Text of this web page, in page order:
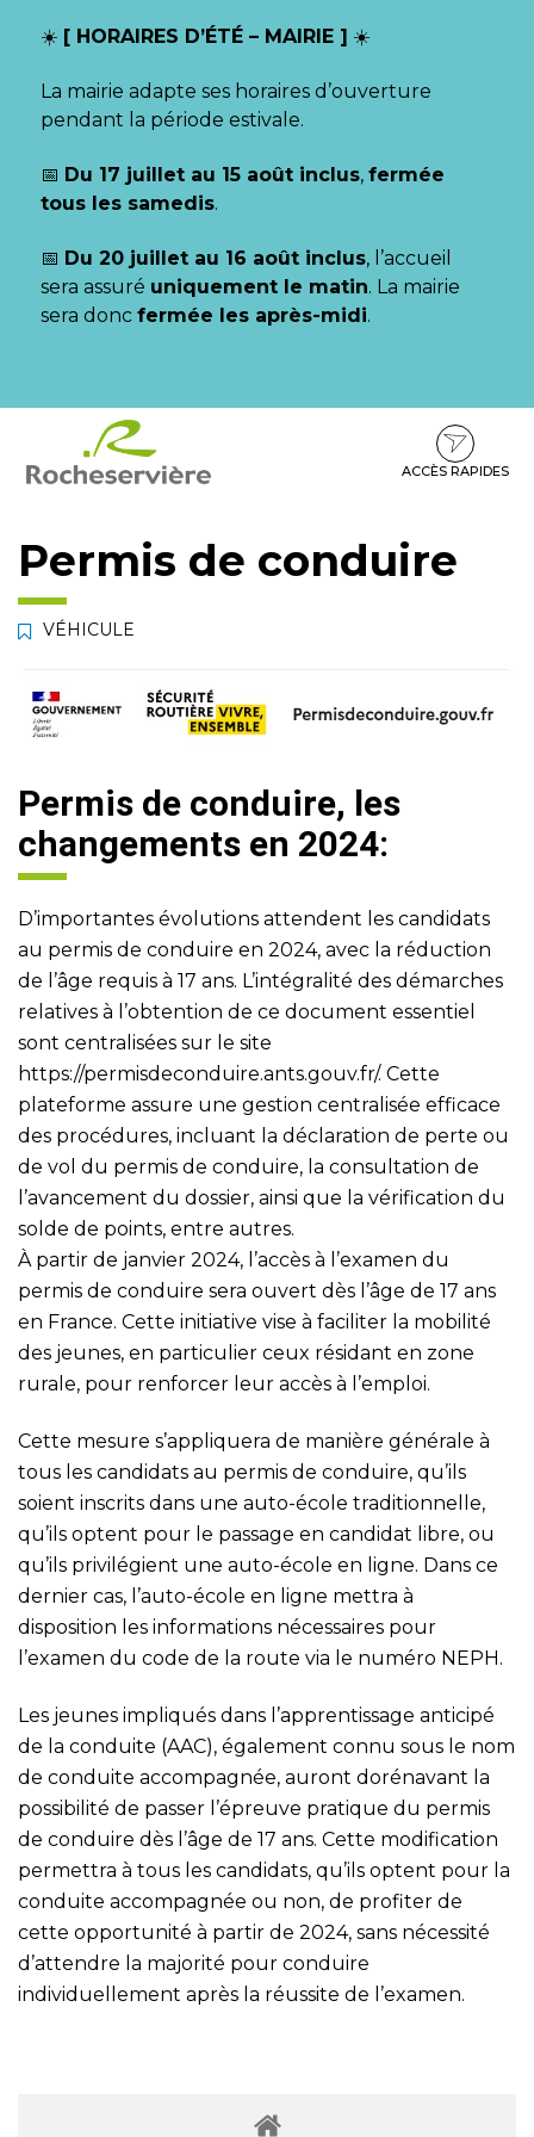
☀️ [ HORAIRES D’ÉTÉ – MAIRIE ] ☀️
La mairie adapte ses horaires d’ouverture
pendant la période estivale.
📅 Du 17 juillet au 15 août inclus, fermée
tous les samedis.
📅 Du 20 juillet au 16 août inclus, l’accueil
sera assuré uniquement le matin. La mairie
sera donc fermée les après-midi.
contenu
pied
ACCÈS RAPIDES
Permis de conduire
VÉHICULE
Permis de conduire, les
changements en 2024:
D’importantes évolutions attendent les candidats
au permis de conduire en 2024, avec la réduction
de l’âge requis à 17 ans. L’intégralité des démarches
relatives à l’obtention de ce document essentiel
sont centralisées sur le site
https://permisdeconduire.ants.gouv.fr/. Cette
plateforme assure une gestion centralisée efficace
des procédures, incluant la déclaration de perte ou
de vol du permis de conduire, la consultation de
l’avancement du dossier, ainsi que la vérification du
solde de points, entre autres.
À partir de janvier 2024, l’accès à l’examen du
permis de conduire sera ouvert dès l’âge de 17 ans
en France. Cette initiative vise à faciliter la mobilité
des jeunes, en particulier ceux résidant en zone
rurale, pour renforcer leur accès à l’emploi.
Cette mesure s’appliquera de manière générale à
tous les candidats au permis de conduire, qu’ils
soient inscrits dans une auto-école traditionnelle,
qu’ils optent pour le passage en candidat libre, ou
qu’ils privilégient une auto-école en ligne. Dans ce
dernier cas, l’auto-école en ligne mettra à
disposition les informations nécessaires pour
l’examen du code de la route via le numéro NEPH.
Les jeunes impliqués dans l’apprentissage anticipé
de la conduite (AAC), également connu sous le nom
de conduite accompagnée, auront dorénavant la
possibilité de passer l’épreuve pratique du permis
de conduire dès l’âge de 17 ans. Cette modification
permettra à tous les candidats, qu’ils optent pour la
conduite accompagnée ou non, de profiter de
cette opportunité à partir de 2024, sans nécessité
d’attendre la majorité pour conduire
individuellement après la réussite de l’examen.